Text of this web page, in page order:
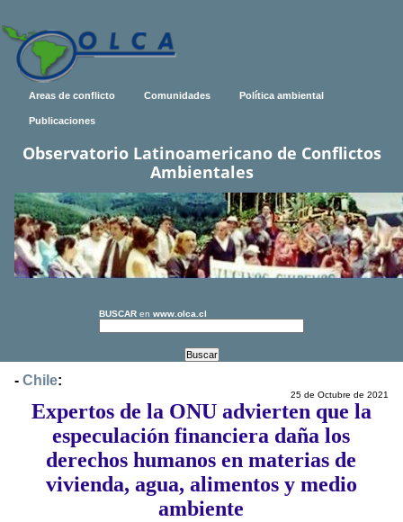
Areas de conflicto Comunidades Política ambiental
Publicaciones
Observatorio Latinoamericano de Conflictos
Ambientales
BUSCAR en www.olca.cl
- Chile:
25 de Octubre de 2021
Expertos de la ONU advierten que la
especulación financiera daña los
derechos humanos en materias de
vivienda, agua, alimentos y medio
ambiente